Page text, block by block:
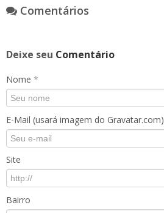
Comentários
Deixe seu Comentário
Nome *
E-Mail (usará imagem do Gravatar.com)
Site
Bairro